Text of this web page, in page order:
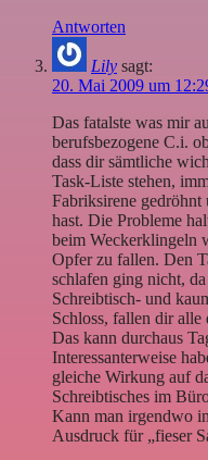
Antworten
Lily sagt:
20. Mai 2009 um
Das fatalste was mir
berufsbezogene C.i.
dass dir sämtliche
Task-Liste stehen,
Fabriksirene gedröhnt
hast. Die Probleme
beim Weckerklingeln
Opfer zu fallen. Den
schlafen ging nicht,
Schreibtisch- und
Schloss, fallen dir alle
Das kann durchaus
Interessanterweise
gleiche Wirkung auf
Schreibtisches im
Kann man irgendwo
Ausdruck für „fieser